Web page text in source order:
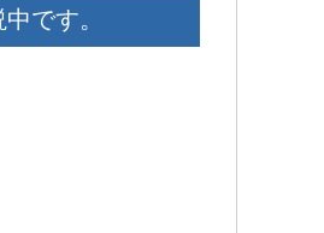
です。